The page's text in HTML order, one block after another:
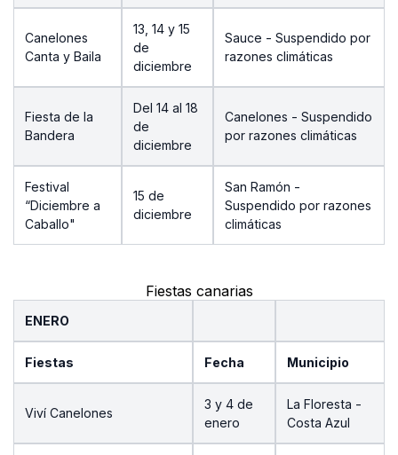
Canelones
Canta y Baila
13, 14 y 15
de
diciembre
Sauce - Suspendido por
razones climáticas
Fiesta de la
Bandera
Del 14 al 18
de
diciembre
Canelones - Suspendido
por razones climáticas
Festival
“Diciembre a
Caballo"
15 de
diciembre
San Ramón -
Suspendido por razones
climáticas
Fiestas canarias
ENERO
Fiestas Fecha Municipio
Viví Canelones
3 y 4 de
enero
La Floresta -
Costa Azul